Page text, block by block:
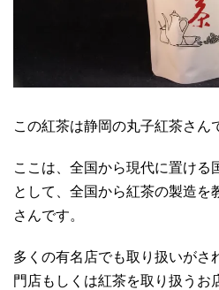
この紅茶は静岡の丸子紅茶さん
ここは、全国から現代に置ける
として、全国から紅茶の製造を
さんです。
多くの有名店でも取り扱いがさ
門店もしくは紅茶を取り扱うお